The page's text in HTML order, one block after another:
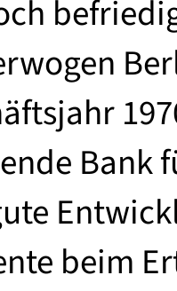
Bank
beim